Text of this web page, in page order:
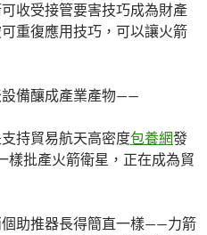
收受接管要害技巧成為財產
重復應用技巧，可以讓火箭
備釀成產業產物——
持貿易航天高密度包養網發
樣批產火箭衛星，正在成為貿
助推器長得簡直一樣——力箭